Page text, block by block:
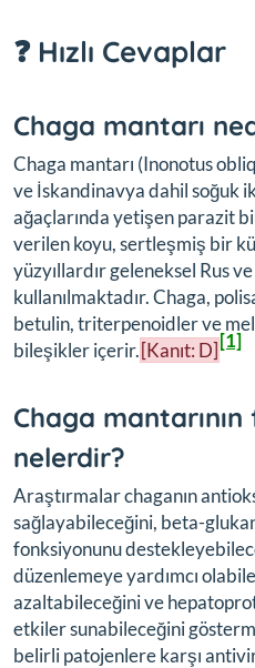
❓ Hızlı Cevaplar
Chaga mantarı
Chaga mantarı (Inonotus
ve İskandinavya dahil soğuk
ağaçlarında yetişen parazit
verilen koyu, sertleşmiş bir
yüzyıllardır geleneksel Rus
kullanılmaktadır. Chaga,
betulin, triterpenoidler ve
bileşikler içerir.[Kanıt: D][1]
Chaga
nelerdir?
Araştırmalar chaganın
sağlayabileceğini, beta-
fonksiyonunu
düzenlemeye yardımcı
azaltabileceğini ve
etkiler sunabileceğini
belirli patojenlere karşı